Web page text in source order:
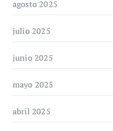
agosto 2025
julio 2025
junio 2025
mayo 2025
abril 2025